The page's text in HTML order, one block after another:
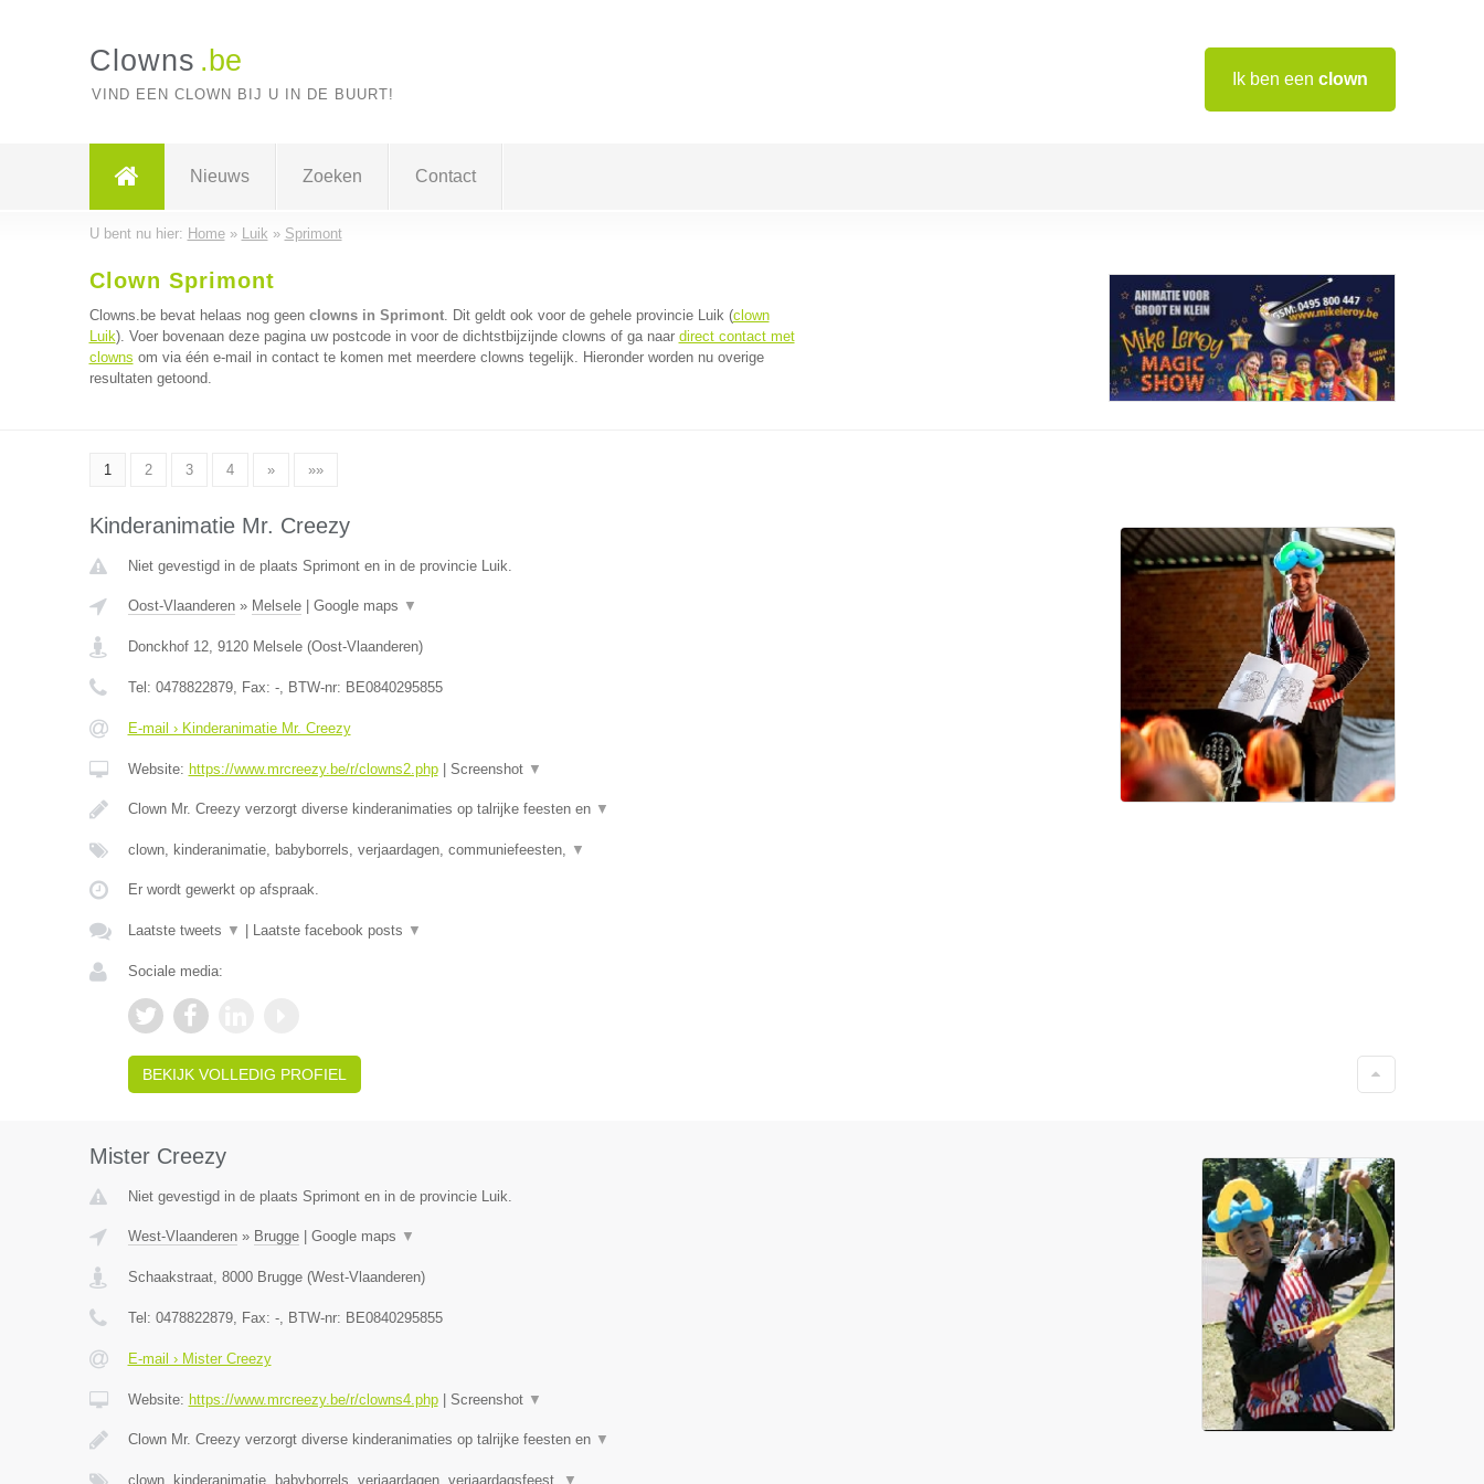
Ik ben een clown
Clowns .be
VIND EEN CLOWN BIJ U IN DE BUURT!
Nieuws Zoeken Contact
U bent nu hier: Home» Luik » Sprimont
Clown Sprimont
Clowns.be bevat helaas nog geen clowns in Sprimont. Dit geldt ook voor de gehele provincie Luik (clown
Luik). Voer bovenaan deze pagina uw postcode in voor de dichtstbijzijnde clowns of ga naar direct contact met
clowns om via één e-mail in contact te komen met meerdere clowns tegelijk. Hieronder worden nu overige
resultaten getoond.
1 2 3 4 » »»
Kinderanimatie Mr. Creezy
Niet gevestigd in de plaats Sprimont en in de provincie Luik.
Oost-Vlaanderen» Melsele| Google maps ▼
Donckhof 12, 9120 Melsele(Oost-Vlaanderen)
Tel: 0478822879, Fax: -, BTW-nr: BE0840295855
E-mail › Kinderanimatie Mr. Creezy
Website: https://www.mrcreezy.be/r/clowns2.php| Screenshot ▼
Clown Mr. Creezy verzorgt diverse kinderanimaties op talrijke feesten en ▼
clown, kinderanimatie, babyborrels, verjaardagen, communiefeesten, ▼
Er wordt gewerkt op afspraak.
Laatste tweets ▼ Laatste facebook posts ▼
Sociale media:
BEKIJK VOLLEDIG PROFIEL
Mister Creezy
Niet gevestigd in de plaats Sprimont en in de provincie Luik.
West-Vlaanderen» Brugge| Google maps ▼
Schaakstraat, 8000 Brugge(West-Vlaanderen)
Tel: 0478822879, Fax: -, BTW-nr: BE0840295855
E-mail › Mister Creezy
Website: https://www.mrcreezy.be/r/clowns4.php| Screenshot ▼
Clown Mr. Creezy verzorgt diverse kinderanimaties op talrijke feesten en ▼
clown, kinderanimatie, babyborrels, verjaardagen, verjaardagsfeest, ▼